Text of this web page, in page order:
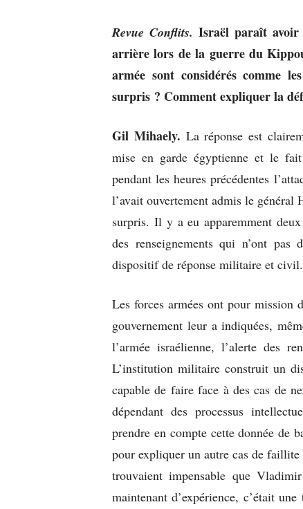
Revue Conflits. Israël paraît avoir
arrière lors de la guerre du
armée sont considérés comme
surpris ? Comment expliquer la
Gil Mihaely. La réponse est
mise en garde égyptienne et le
pendant les heures précédentes
l’avait ouvertement admis le
surpris. Il y a eu apparemment
des renseignements qui n’ont pas
dispositif de réponse militaire et civil.
Les forces armées ont pour mission
gouvernement leur a indiquées,
l’armée israélienne, l’alerte des
L’institution militaire construit un
capable de faire face à des cas de
dépendant des processus
prendre en compte cette donnée de
pour expliquer un autre cas de
trouvaient impensable que
maintenant d’expérience, c’était